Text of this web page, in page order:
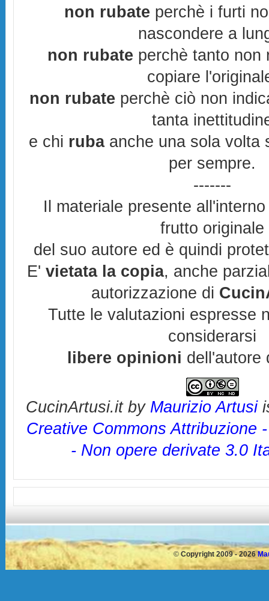
non rubate perchè i furti
nascondere a
non rubate perchè tanto non
copiare
non rubate perchè ciò non
tanta
e chi rubaanche una sola volta
per sempre.
-------
Il materiale presente
frutto originale
del suo autore ed è quindi
E'vietata la copia, anche
autorizzazione di
Tutte le valutazioni espresse
considerarsi
libere opinioni dell'autore
CucinArtusi.itby Maurizio Artusi
Creative Commons Attribuzione
- Non opere derivate 3.0
© Copyright 2009 - 2026